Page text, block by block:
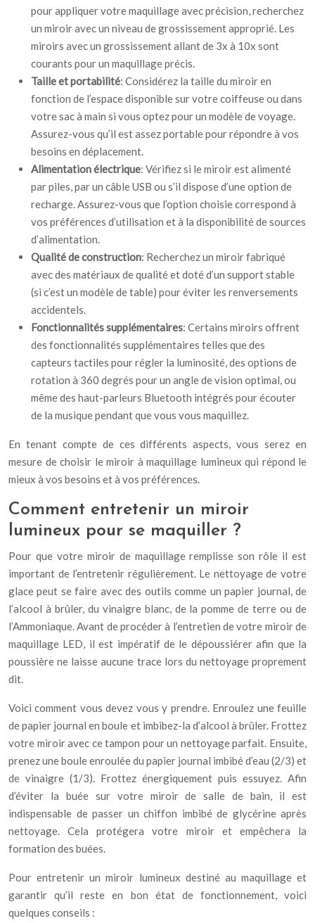
pour appliquer votre maquillage avec précision, recherchez
un miroir avec un niveau de grossissement approprié. Les
miroirs avec un grossissement allant de 3x à 10x sont
courants pour un maquillage précis.
Taille et portabilité: Considérez la taille du miroir en
fonction de l’espace disponible sur votre coiffeuse ou dans
votre sac à main si vous optez pour un modèle de voyage.
Assurez-vous qu’il est assez portable pour répondre à vos
besoins en déplacement.
Alimentation électrique: Vérifiez si le miroir est alimenté
par piles, par un câble USB ou s’il dispose d’une option de
recharge. Assurez-vous que l’option choisie correspond à
vos préférences d’utilisation et à la disponibilité de sources
d’alimentation.
Qualité de construction: Recherchez un miroir fabriqué
avec des matériaux de qualité et doté d’un support stable
(si c’est un modèle de table) pour éviter les renversements
accidentels.
Fonctionnalités supplémentaires: Certains miroirs offrent
des fonctionnalités supplémentaires telles que des
capteurs tactiles pour régler la luminosité, des options de
rotation à 360 degrés pour un angle de vision optimal, ou
même des haut-parleurs Bluetooth intégrés pour écouter
de la musique pendant que vous vous maquillez.
En tenant compte de ces différents aspects, vous serez en
mesure de choisir le miroir à maquillage lumineux qui répond le
mieux à vos besoins et à vos préférences.
Comment entretenir un miroir
lumineux pour se maquiller ?
Pour que votre miroir de maquillage remplisse son rôle il est
important de l’entretenir régulièrement. Le nettoyage de votre
glace peut se faire avec des outils comme un papier journal, de
l’alcool à brûler, du vinaigre blanc, de la pomme de terre ou de
l’Ammoniaque. Avant de procéder à l’entretien de votre miroir de
maquillage LED, il est impératif de le dépoussiérer afin que la
poussière ne laisse aucune trace lors du nettoyage proprement
dit.
Voici comment vous devez vous y prendre. Enroulez une feuille
de papier journal en boule et imbibez-la d’alcool à brûler. Frottez
votre miroir avec ce tampon pour un nettoyage parfait. Ensuite,
prenez une boule enroulée du papier journal imbibé d’eau (2/3) et
de vinaigre (1/3). Frottez énergiquement puis essuyez. Afin
d’éviter la buée sur votre miroir de salle de bain, il est
indispensable de passer un chiffon imbibé de glycérine après
nettoyage. Cela protégera votre miroir et empêchera la
formation des buées.
Pour entretenir un miroir lumineux destiné au maquillage et
garantir qu’il reste en bon état de fonctionnement, voici
quelques conseils :